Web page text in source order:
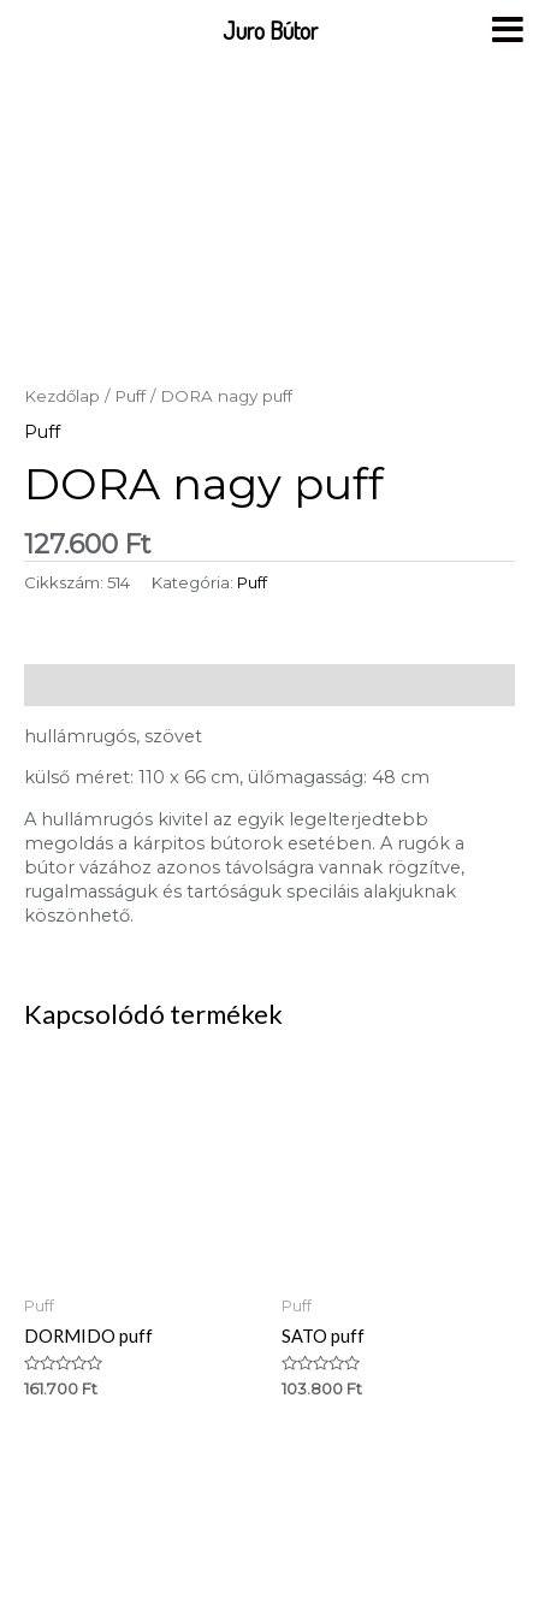
Kezdőlap / Puff/ DORA nagy puff
Puff
DORA nagy puff
127.600 Ft
Cikkszám: 514 Kategória: Puff
hullámrugós, szövet
külső méret: 110 x 66 cm, ülőmagasság: 48 cm
A hullámrugós kivitel az egyik legelterjedtebb
megoldás a kárpitos bútorok esetében. A rugók a
bútor vázához azonos távolságra vannak rögzítve,
rugalmasságuk és tartóságuk speciláis alakjuknak
köszönhető.
Kapcsolódó termékek
Puff
DORMIDO puff
Értékelés:
0
161.700 Ft
Puff
SATO puff
Értékelés:
0
103.800 Ft
Juro Bútor